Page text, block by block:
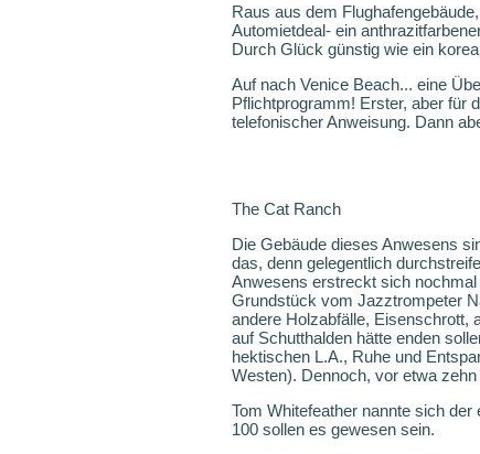
Raus aus dem
Automietdeal- ein
Durch Glück günstig wie ein
Auf nach Venice Beach... eine
Pflichtprogramm! Erster, aber für
telefonischer Anweisung. Dann
The Cat Ranch
Die Gebäude dieses Anwesens
das, denn gelegentlich
Anwesens erstreckt sich
Grundstück vom Jazztrompeter
andere Holzabfälle, Eisenschrott,
auf Schutthalden hätte enden
hektischen L.A., Ruhe und
Westen). Dennoch, vor etwa
Tom Whitefeather nannte sich
100 sollen es gewesen sein.